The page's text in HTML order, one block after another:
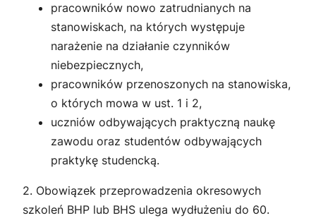
pracowników nowo zatrudnianych na
stanowiskach, na których występuje
narażenie na działanie czynników
niebezpiecznych,
pracowników przenoszonych na stanowiska,
o których mowa w ust. 1 i 2,
uczniów odbywających praktyczną naukę
zawodu oraz studentów odbywających
praktykę studencką.
2. Obowiązek przeprowadzenia okresowych
szkoleń BHP lub BHS ulega wydłużeniu do 60.